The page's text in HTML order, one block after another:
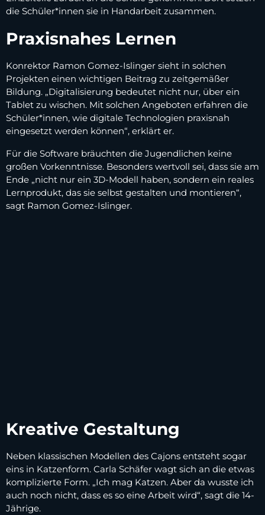
die Schüler*innen sie in Handarbeit zusammen.
Praxisnahes Lernen
Konrektor Ramon Gomez-Islinger sieht in solchen
Projekten einen wichtigen Beitrag zu zeitgemäßer
Bildung. „Digitalisierung bedeutet nicht nur, über ein
Tablet zu wischen. Mit solchen Angeboten erfahren die
Schüler*innen, wie digitale Technologien praxisnah
eingesetzt werden können“, erklärt er.
Für die Software bräuchten die Jugendlichen keine
großen Vorkenntnisse. Besonders wertvoll sei, dass sie am
Ende „nicht nur ein 3D-Modell haben, sondern ein reales
Lernprodukt, das sie selbst gestalten und montieren“,
sagt Ramon Gomez-Islinger.
Kreative Gestaltung
Neben klassischen Modellen des Cajons entsteht sogar
eins in Katzenform. Carla Schäfer wagt sich an die etwas
komplizierte Form. „Ich mag Katzen. Aber da wusste ich
auch noch nicht, dass es so eine Arbeit wird“, sagt die 14-
Jährige.